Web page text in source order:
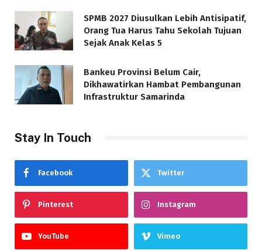
SPMB 2027 Diusulkan Lebih Antisipatif,
Orang Tua Harus Tahu Sekolah Tujuan
Sejak Anak Kelas 5
Bankeu Provinsi Belum Cair,
Dikhawatirkan Hambat Pembangunan
Infrastruktur Samarinda
Stay In Touch
Facebook Twitter
Pinterest Instagram
YouTube Vimeo